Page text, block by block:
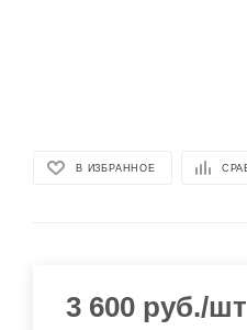
В ИЗБРАННОЕ
3 600 руб./шт